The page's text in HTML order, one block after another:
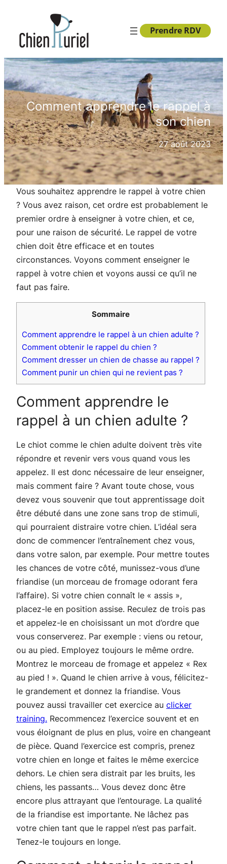
contenu
Prendre RDV
Comment apprendre le rappel à
son chien
27 août 2023
Vous souhaitez apprendre le rappel à votre chien
? Vous avez raison, cet ordre est probablement le
premier ordre à enseigner à votre chien, et ce,
pour une raison de sécurité. Le rappel de votre
chien doit être efficace et en toutes
circonstances. Voyons comment enseigner le
rappel à votre chien et voyons aussi ce qu’il ne
faut pas faire.
Sommaire
Comment apprendre le rappel à un chien adulte ?
Comment obtenir le rappel du chien ?
Comment dresser un chien de chasse au rappel ?
Comment punir un chien qui ne revient pas ?
Comment apprendre le
rappel à un chien adulte ?
Le chiot comme le chien adulte doivent très vite
répondre et revenir vers vous quand vous les
appelez. Il est donc nécessaire de leur enseigner,
mais comment faire ? Avant toute chose, vous
devez vous souvenir que tout apprentissage doit
être débuté dans une zone sans trop de stimuli,
qui pourraient distraire votre chien. L’idéal sera
donc de commencer l’entraînement chez vous,
dans votre salon, par exemple. Pour mettre toutes
les chances de votre côté, munissez-vous d’une
friandise (un morceau de fromage odorant fera
l’affaire). Si votre chien connaît le « assis »,
placez-le en position assise. Reculez de trois pas
et appelez-le en choisissant un mot d’ordre que
vous conserverez. Par exemple : viens ou retour,
ou au pied. Employez toujours le même ordre.
Montrez le morceau de fromage et appelez « Rex
au pied ! ». Quand le chien arrive à vous, félicitez-
le grandement et donnez la friandise. Vous
pouvez aussi travailler cet exercice au clicker
training. Recommencez l’exercice souvent et en
vous éloignant de plus en plus, voire en changeant
de pièce. Quand l’exercice est compris, prenez
votre chien en longe et faites le même exercice
dehors. Le chien sera distrait par les bruits, les
chiens, les passants… Vous devez donc être
encore plus attrayant que l’entourage. La qualité
de la friandise est importante. Ne lâchez pas
votre chien tant que le rappel n’est pas parfait.
Tenez-le toujours en longe.